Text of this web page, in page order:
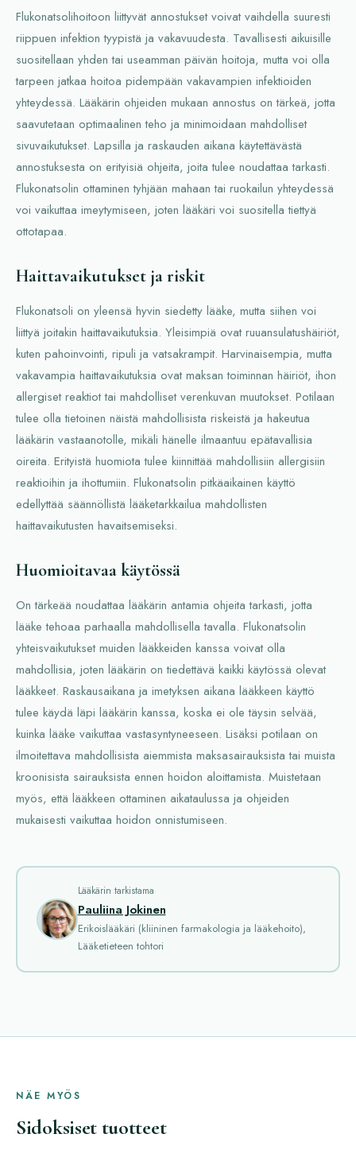
Flukonatsolihoitoon liittyvät annostukset voivat vaihdella suuresti
riippuen infektion tyypistä ja vakavuudesta. Tavallisesti aikuisille
suositellaan yhden tai useamman päivän hoitoja, mutta voi olla
tarpeen jatkaa hoitoa pidempään vakavampien infektioiden
yhteydessä. Lääkärin ohjeiden mukaan annostus on tärkeä, jotta
saavutetaan optimaalinen teho ja minimoidaan mahdolliset
sivuvaikutukset. Lapsilla ja raskauden aikana käytettävästä
annostuksesta on erityisiä ohjeita, joita tulee noudattaa tarkasti.
Flukonatsolin ottaminen tyhjään mahaan tai ruokailun yhteydessä
voi vaikuttaa imeytymiseen, joten lääkäri voi suositella tiettyä
ottotapaa.
Haittavaikutukset ja riskit
Flukonatsoli on yleensä hyvin siedetty lääke, mutta siihen voi
liittyä joitakin haittavaikutuksia. Yleisimpiä ovat ruuansulatushäiriöt,
kuten pahoinvointi, ripuli ja vatsakrampit. Harvinaisempia, mutta
vakavampia haittavaikutuksia ovat maksan toiminnan häiriöt, ihon
allergiset reaktiot tai mahdolliset verenkuvan muutokset. Potilaan
tulee olla tietoinen näistä mahdollisista riskeistä ja hakeutua
lääkärin vastaanotolle, mikäli hänelle ilmaantuu epätavallisia
oireita. Erityistä huomiota tulee kiinnittää mahdollisiin allergisiin
reaktioihin ja ihottumiin. Flukonatsolin pitkäaikainen käyttö
edellyttää säännöllistä lääketarkkailua mahdollisten
haittavaikutusten havaitsemiseksi.
Huomioitavaa käytössä
On tärkeää noudattaa lääkärin antamia ohjeita tarkasti, jotta
lääke tehoaa parhaalla mahdollisella tavalla. Flukonatsolin
yhteisvaikutukset muiden lääkkeiden kanssa voivat olla
mahdollisia, joten lääkärin on tiedettävä kaikki käytössä olevat
lääkkeet. Raskausaikana ja imetyksen aikana lääkkeen käyttö
tulee käydä läpi lääkärin kanssa, koska ei ole täysin selvää,
kuinka lääke vaikuttaa vastasyntyneeseen. Lisäksi potilaan on
ilmoitettava mahdollisista aiemmista maksasairauksista tai muista
kroonisista sairauksista ennen hoidon aloittamista. Muistetaan
myös, että lääkkeen ottaminen aikataulussa ja ohjeiden
mukaisesti vaikuttaa hoidon onnistumiseen.
Lääkärin tarkistama
Pauliina Jokinen
Erikoislääkäri (kliininen farmakologia ja lääkehoito),
Lääketieteen tohtori
NÄE MYÖS
Sidoksiset tuotteet